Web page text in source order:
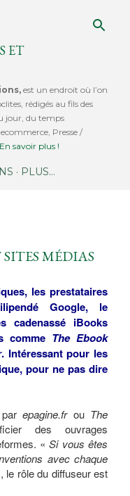
ET
est un endroit où l’on
rédigés au fils des
jour, du temps
Presse /
En savoir plus !
PLUS…
MÉDIAS
, les prestataires
Google, le
cadenassé iBooks
comme The Ebook
. Intéressant pour les
pour ne pas dire
parepagine.frou The
des ouvrages
«Si vous êtes
avec chaque
le rôle du diffuseur est